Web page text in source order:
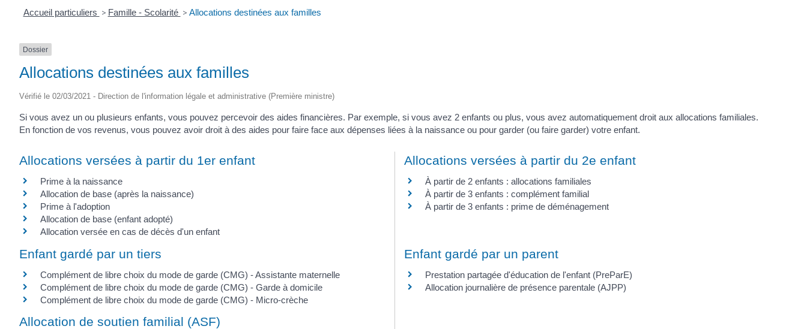
Accueil particuliers > Famille - Scolarité > Allocations destinées aux familles
Dossier
Allocations destinées aux familles
Vérifié le 02/03/2021 - Direction de l'information légale et administrative (Première ministre)
Si vous avez un ou plusieurs enfants, vous pouvez percevoir des aides financières. Par exemple, si vous avez 2 enfants ou plus, vous avez automatiquement droit aux allocations familiales.
En fonction de vos revenus, vous pouvez avoir droit à des aides pour faire face aux dépenses liées à la naissance ou pour garder (ou faire garder) votre enfant.
Allocations versées à partir du 1er enfant
Prime à la naissance
Allocation de base (après la naissance)
Prime à l'adoption
Allocation de base (enfant adopté)
Allocation versée en cas de décès d'un enfant
Allocations versées à partir du 2e enfant
À partir de 2 enfants : allocations familiales
À partir de 3 enfants : complément familial
À partir de 3 enfants : prime de déménagement
Enfant gardé par un tiers
Complément de libre choix du mode de garde (CMG) - Assistante maternelle
Complément de libre choix du mode de garde (CMG) - Garde à domicile
Complément de libre choix du mode de garde (CMG) - Micro-crèche
Enfant gardé par un parent
Prestation partagée d'éducation de l'enfant (PreParE)
Allocation journalière de présence parentale (AJPP)
Allocation de soutien familial (ASF)